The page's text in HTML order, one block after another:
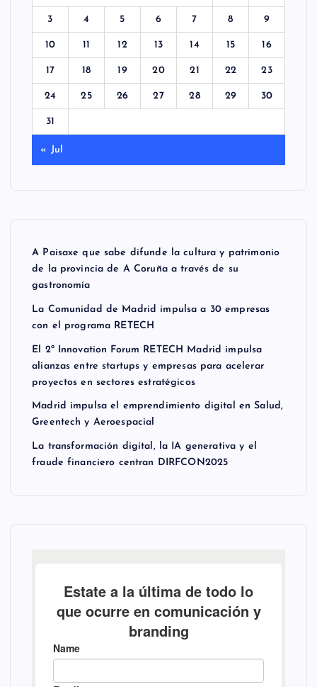
3 4 5 6 7 8 9
10 11 12 13 14 15 16
17 18 19 20 21 22 23
24 25 26 27 28 29 30
31
« Jul
A Paisaxe que sabe difunde la cultura y patrimonio
de la provincia de A Coruña a través de su
gastronomía
La Comunidad de Madrid impulsa a 30 empresas
con el programa RETECH
El 2º Innovation Forum RETECH Madrid impulsa
alianzas entre startups y empresas para acelerar
proyectos en sectores estratégicos
Madrid impulsa el emprendimiento digital en Salud,
Greentech y Aeroespacial
La transformación digital, la IA generativa y el
fraude financiero centran DIRFCON2025